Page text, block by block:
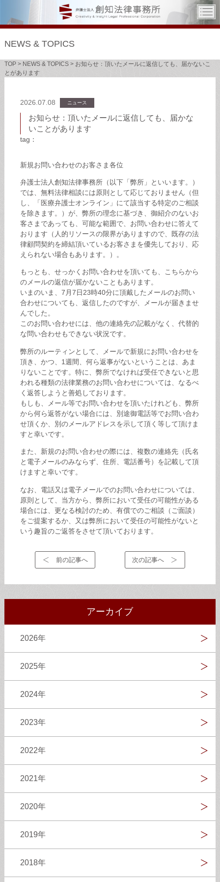
NEWS & TOPICS
TOP> NEWS & TOPICS> お知らせ：頂いたメールに返信しても、届かないこ
とがあります
2026.07.08 ニュース
お知らせ：頂いたメールに返信しても、届かな
いことがあります
tag：
新規お問い合わせのお客さま各位
弁護士法人創知法律事務所（以下「弊所」といいます。）
では、無料法律相談には原則として応じておりません（但
し、「医療弁護士オンライン」にて該当する特定のご相談
を除きます。）が、弊所の理念に基づき、御紹介のないお
客さまであっても、可能な範囲で、お問い合わせに答えて
おります（人的リソースの限界がありますので、既存の法
律顧問契約を締結頂いているお客さまを優先しており、応
えられない場合もあります。）。
もっとも、せっかくお問い合わせを頂いても、こちらから
のメールの返信が届かないこともあります。
いまのいま、7月7日23時40分に頂戴したメールのお問い
合わせについても、返信したのですが、メールが届きませ
んでした。
このお問い合わせには、他の連絡先の記載がなく、代替的
な問い合わせもできない状況です。
弊所のルーティンとして、メールで新規にお問い合わせを
頂き、かつ、1週間、何ら返事がないということは、あま
りないことです。特に、弊所でなければ受任できないと思
われる種類の法律業務のお問い合わせについては、なるべ
く返答しようと善処しております。
もしも、メール等でお問い合わせを頂いたけれども、弊所
から何ら返答がない場合には、別途御電話等でお問い合わ
せ頂くか、別のメールアドレスを示して頂く等して頂けま
すと幸いです。
また、新規のお問い合わせの際には、複数の連絡先（氏名
と電子メールのみならず、住所、電話番号）を記載して頂
けますと幸いです。
なお、電話又は電子メールでのお問い合わせについては、
原則として、当方から、弊所において受任の可能性がある
場合には、更なる検討のため、有償でのご相談（ご面談）
をご提案するか、又は弊所において受任の可能性がないと
いう趣旨のご返答をさせて頂いております。
前の記事へ 次の記事へ
アーカイブ
2026年
2025年
2024年
2023年
2022年
2021年
2020年
2019年
2018年